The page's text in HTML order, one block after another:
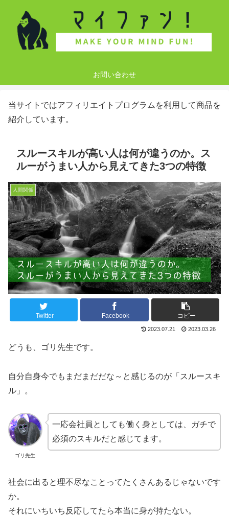
お問い合わせ
当サイトではアフィリエイトプログラムを利用して商品を
紹介しています。
スルースキルが高い人は何が違うのか。ス
ルーがうまい人から見えてきた3つの特徴
人間関係
Twitter Facebook コピー
2023.07.21 2023.03.26
どうも、ゴリ先生です。
自分自身今でもまだまだだな～と感じるのが「スルースキ
ル」。
ゴリ先生
一応会社員としても働く身としては、ガチで
必須のスキルだと感じてます。
社会に出ると理不尽なことってたくさんあるじゃないです
か。
それにいちいち反応してたら本当に身が持たない。